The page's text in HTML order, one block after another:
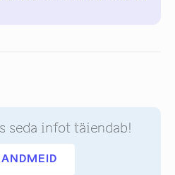
seda infot täiendab!
ANDMEID